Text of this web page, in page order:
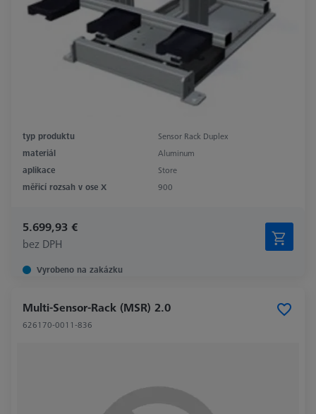
typ produktu
Sensor Rack Duplex
materiál
Aluminum
aplikace
Store
měřicí rozsah v ose X
900
5.699,93 €
bez DPH
Vyrobeno na zakázku
Multi-Sensor-Rack (MSR) 2.0
626170-0011-836